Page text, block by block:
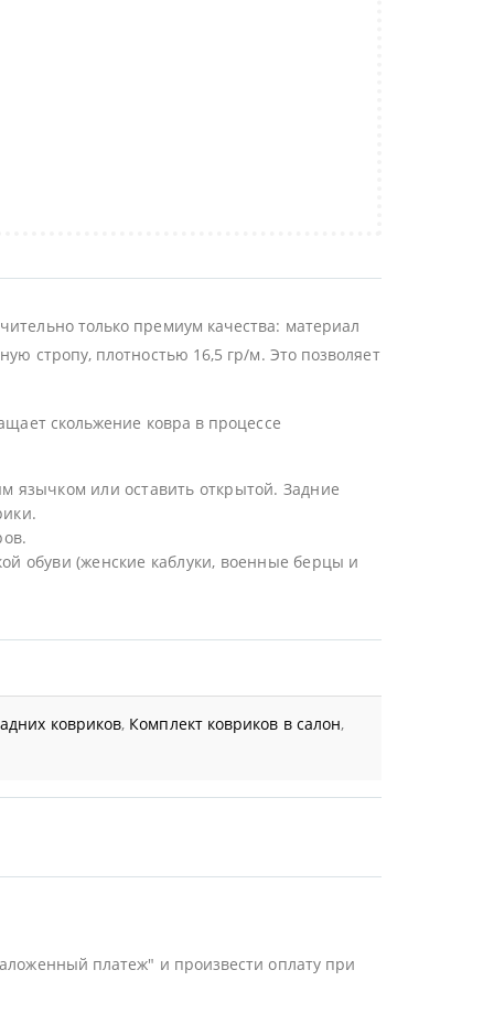
только премиум качества: материал
стропу, плотностью 16,5 гр/м. Это позволяет
скольжение ковра в процессе
язычком или оставить открытой. Задние
обуви (женские каблуки, военные берцы и
ковриков, Комплект ковриков в салон,
платеж" и произвести оплату при